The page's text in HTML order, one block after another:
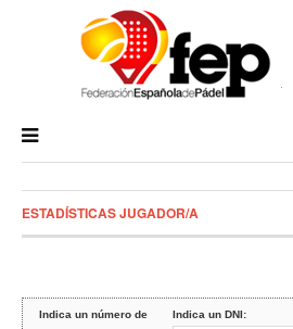
ESTADÍSTICAS JUGADOR/A
Indica un número de
Indica un DNI: